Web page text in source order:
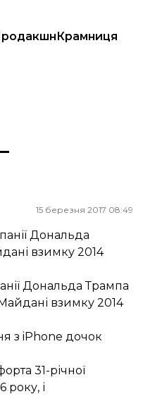
Крамниця
15 березня 2017 08:49
Дональда
взимку 2014
Дональда Трампа
взимку 2014
з iPhone дочок
31-річної
року, і